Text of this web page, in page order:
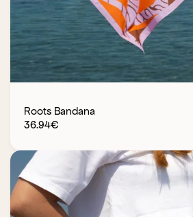
Roots Bandana
36.94€